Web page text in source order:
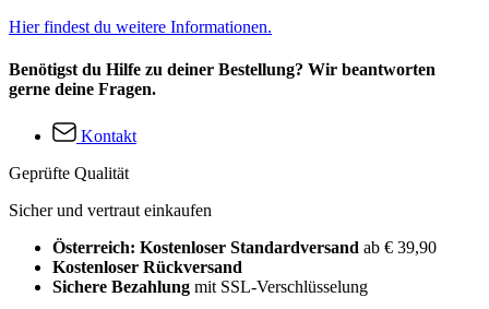
Hier findest du weitere Informationen.
Benötigst du Hilfe zu deiner Bestellung? Wir beantworten
gerne deine Fragen.
Kontakt
Geprüfte Qualität
Sicher und vertraut einkaufen
Österreich: Kostenloser Standardversand ab € 39,90
Kostenloser Rückversand
Sichere Bezahlung mit SSL-Verschlüsselung